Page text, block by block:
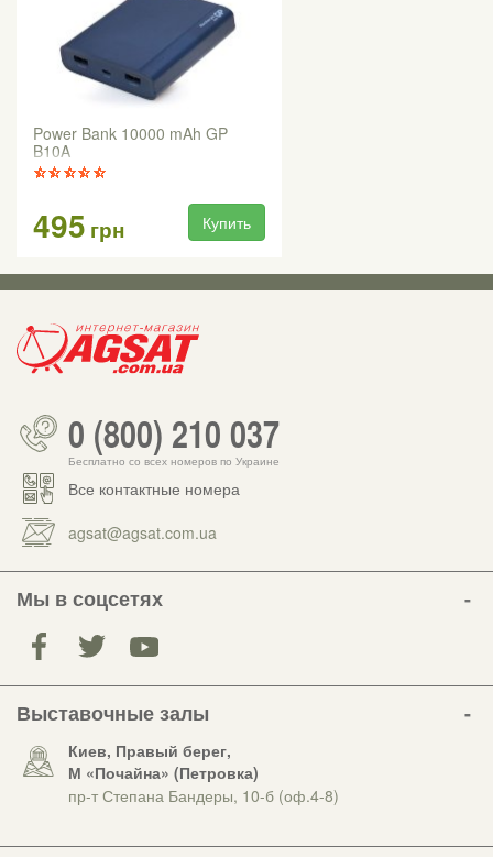
Power Bank 10000 mAh GP
B10A
495 грн Купить
0 (800) 210 037
Бесплатно со всех номеров по Украине
Все контактные номера
agsat@agsat.com.ua
Мы в соцсетях
Выставочные залы
Киев, Правый берег,
М «Почайна» (Петровка)
пр-т Степана Бандеры, 10-б (оф.4-8)